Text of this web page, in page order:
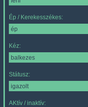
Ép / Kerekesszékes:
Kéz:
Státusz:
AKtív / inaktív: